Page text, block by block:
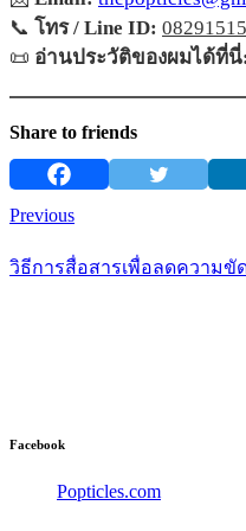
📞 โทร / Line ID:
📜 อ่านประวัติของผมได้ที่นี่:
Share to friends
Previous
วิธีการสื่อสารเพื่อลดความขั
Facebook
Popticles.com